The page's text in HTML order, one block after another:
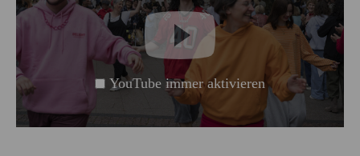
YouTube immer aktivieren